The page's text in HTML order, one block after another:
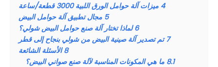
4 ميزات آلة حوامل الورق اللبية 3000 قطعة/ساعة
5 مجال تطبيق آلة حوامل البيض
6 لماذا تختار آلة صنع حوامل البيض شولي؟
7 تم تصدير آلة صينية البيض من شولي بنجاح إلى قطر
8 الأسئلة الشائعة
8.1 ما هي المكونات المناسبة لآلة صنع صواني البيض؟